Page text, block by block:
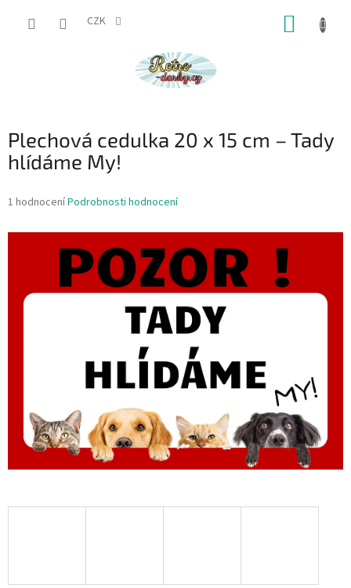
CZK
Plechová cedulka 20 x 15 cm – Tady
hlídáme My!
Průměrné
produktu
hvězdiček.
1 hodnoceníPodrobnosti hodnocení